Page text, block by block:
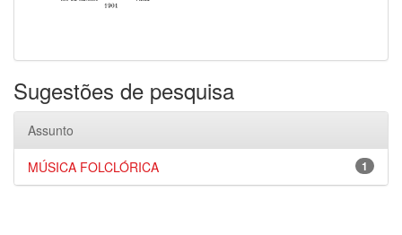
Sugestões de pesquisa
Assunto
1
MÚSICA FOLCLÓRICA